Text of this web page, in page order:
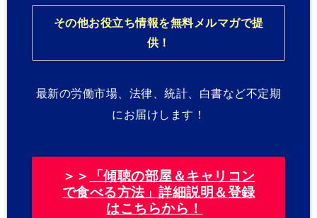
その他お役立ち情報を無料メルマガで提
供！
最新の労働市場、法律、統計、白書など不定期
にお届けします！
＞＞
「傾聴の部屋＆キャリコン
で食べる方法」詳細説明＆登録
はこちらから！